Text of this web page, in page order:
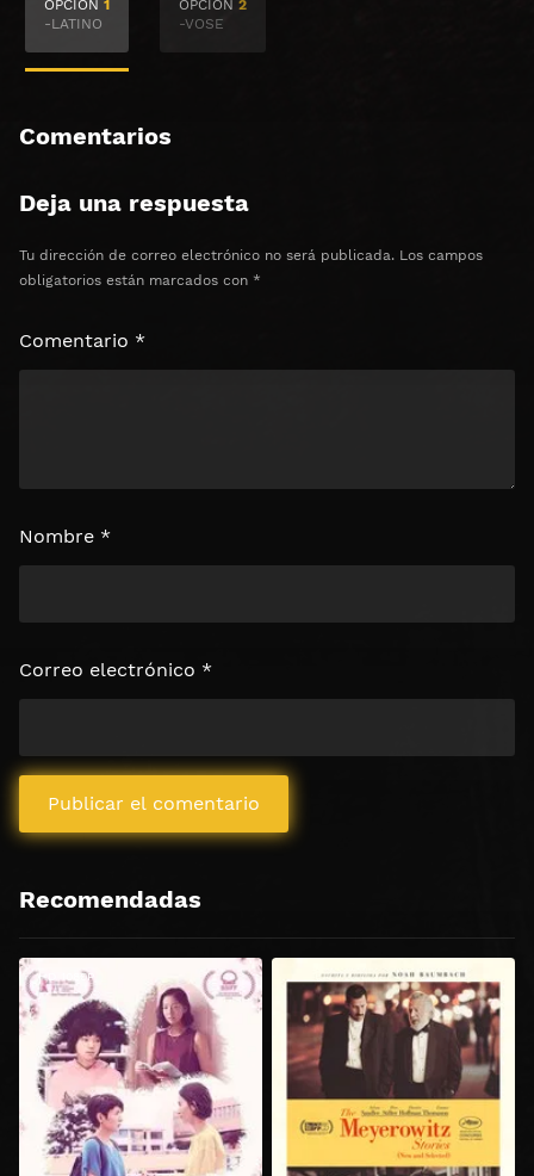
Haz clic 3 veces en el botón para desbloquear el
⏰ El acceso expira en 1 hora
OPCION 1
-LATINO
OPCION 2
-VOSE
Comentarios
Deja una respuesta
Tu dirección de correo electrónico no será publicada. Los campos
obligatorios están marcados con *
Comentario *
Nombre *
Correo electrónico *
Recomendadas
HD 1080P